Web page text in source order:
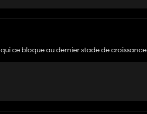
ce bloque au dernier stade de croissance